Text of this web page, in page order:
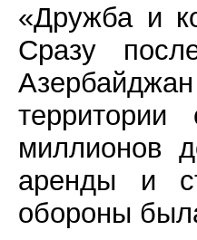
«Дружба и
Сразу
миллионов
аренды и
обороны